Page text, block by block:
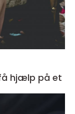
hjælp på et